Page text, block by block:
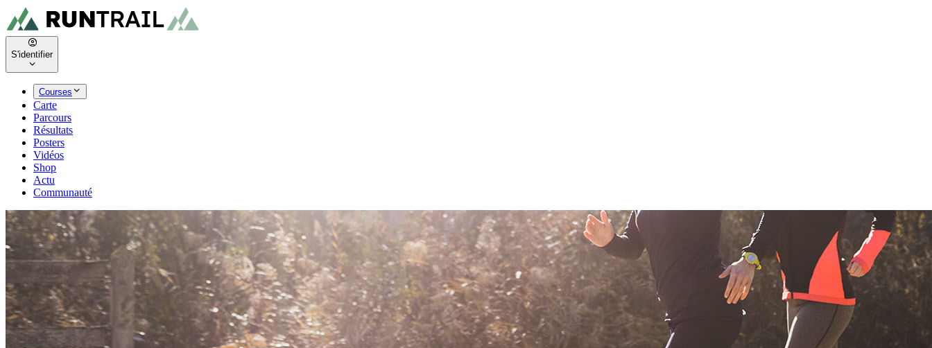
S'identifier
Courses
Carte
Parcours
Résultats
Posters
Vidéos
Shop
Actu
Communauté